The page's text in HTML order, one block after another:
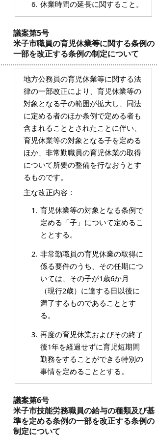
休業時間の延長に関すること。
議案第5号
米子市職員の育児休業等に関する条例の
一部を改正する条例の制定について
地方公務員の育児休業等に関する法
律の一部改正により、育児休業等の
対象となる子の範囲が拡大し、同法
に定める者のほか条例で定める者も
含まれることとされたことに伴い、
育児休業等の対象となる子を定める
ほか、非常勤職員の育児休業の取得
について所要の整備を行なおうとす
るものです。
主な改正内容：
育児休業等の対象となる条例で
定める「子」について定めるこ
ととする。
非常勤職員の育児休業の取得に
係る要件のうち、その任期につ
いては、その子が1歳6か月
（現行2歳）に達する日以後に
満了するものであることとす
る。
再度の育児休業およびその終了
後1年を経過せずに育児短期間
勤務をすることができる特別の
事情を定めることとする。
議案第6号
米子市技能労務職員の給与の種類及び基
準を定める条例の一部を改正する条例の
制定について